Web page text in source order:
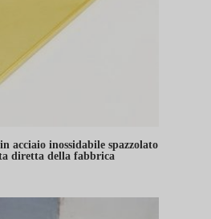
acciaio inossidabile spazzolato
diretta della fabbrica